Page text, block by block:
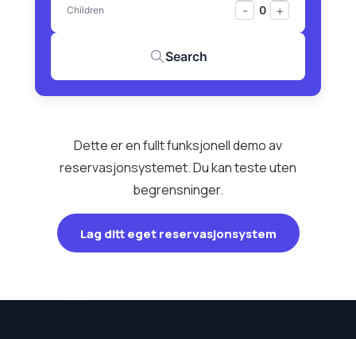
Children - 0 +
Search
Dette er en fullt funksjonell demo av
reservasjonsystemet. Du kan teste uten
begrensninger.
Lag ditt eget reservasjonsystem